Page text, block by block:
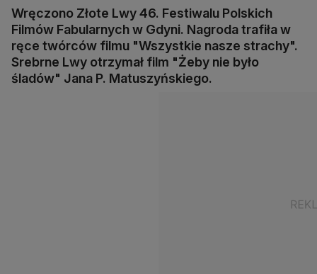
Wręczono Złote Lwy 46. Festiwalu Polskich
Filmów Fabularnych w Gdyni. Nagroda trafiła w
ręce twórców filmu "Wszystkie nasze strachy".
Srebrne Lwy otrzymał film "Żeby nie było
śladów" Jana P. Matuszyńskiego.